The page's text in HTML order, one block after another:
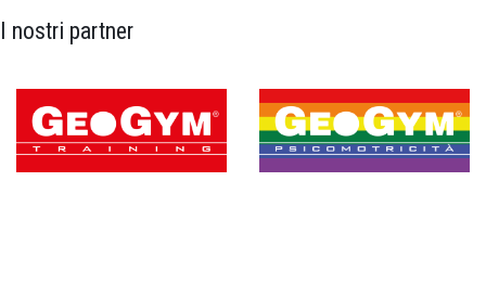
I nostri partner